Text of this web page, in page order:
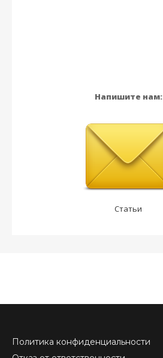
Напишите нам:
Статьи
Политика конфиденциальности